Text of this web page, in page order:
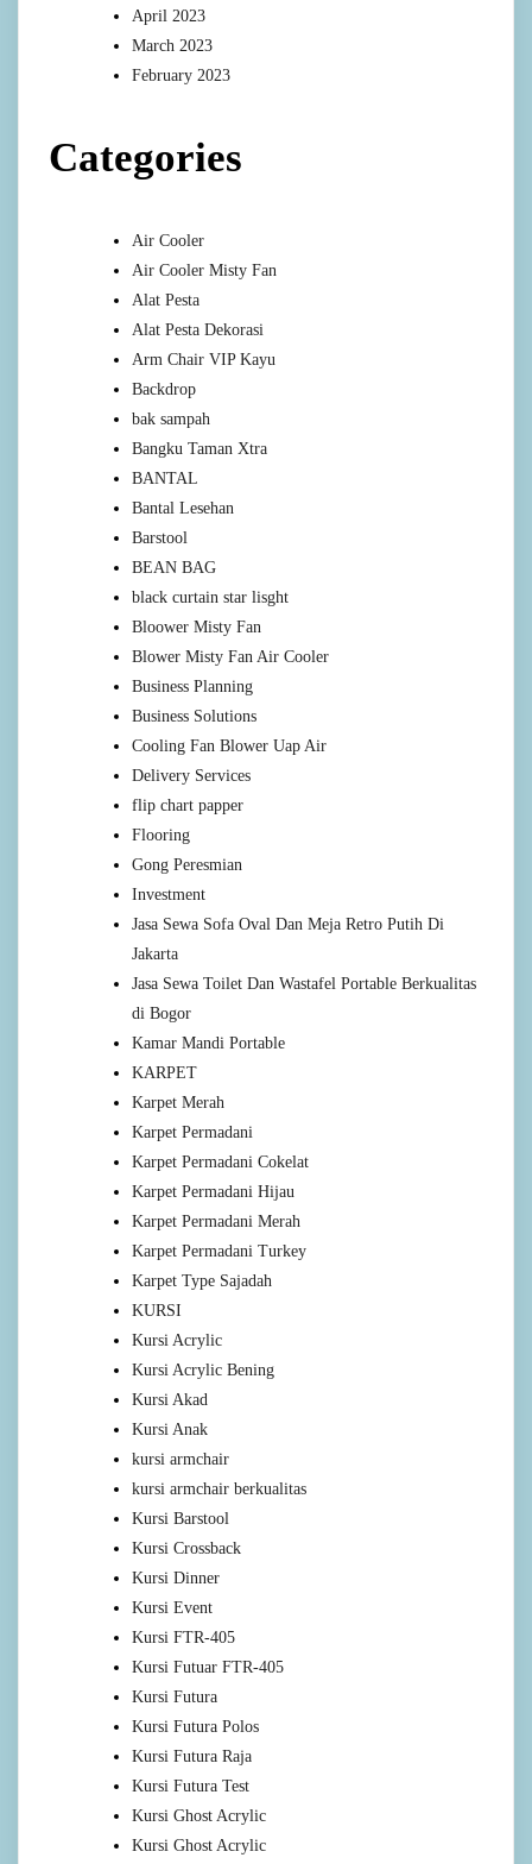
April 2023
March 2023
February 2023
Categories
Air Cooler
Air Cooler Misty Fan
Alat Pesta
Alat Pesta Dekorasi
Arm Chair VIP Kayu
Backdrop
bak sampah
Bangku Taman Xtra
BANTAL
Bantal Lesehan
Barstool
BEAN BAG
black curtain star lisght
Bloower Misty Fan
Blower Misty Fan Air Cooler
Business Planning
Business Solutions
Cooling Fan Blower Uap Air
Delivery Services
flip chart papper
Flooring
Gong Peresmian
Investment
Jasa Sewa Sofa Oval Dan Meja Retro Putih Di
Jakarta
Jasa Sewa Toilet Dan Wastafel Portable Berkualitas
di Bogor
Kamar Mandi Portable
KARPET
Karpet Merah
Karpet Permadani
Karpet Permadani Cokelat
Karpet Permadani Hijau
Karpet Permadani Merah
Karpet Permadani Turkey
Karpet Type Sajadah
KURSI
Kursi Acrylic
Kursi Acrylic Bening
Kursi Akad
Kursi Anak
kursi armchair
kursi armchair berkualitas
Kursi Barstool
Kursi Crossback
Kursi Dinner
Kursi Event
Kursi FTR-405
Kursi Futuar FTR-405
Kursi Futura
Kursi Futura Polos
Kursi Futura Raja
Kursi Futura Test
Kursi Ghost Acrylic
Kursi Ghost Acrylic